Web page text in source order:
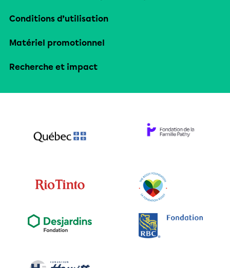
Conditions d’utilisation
Matériel promotionnel
Recherche et impact